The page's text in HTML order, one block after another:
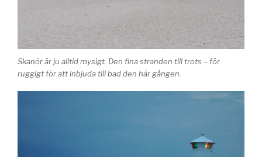
Skanör är ju alltid mysigt. Den fina stranden till trots – för
ruggigt för att inbjuda till bad den här gången.